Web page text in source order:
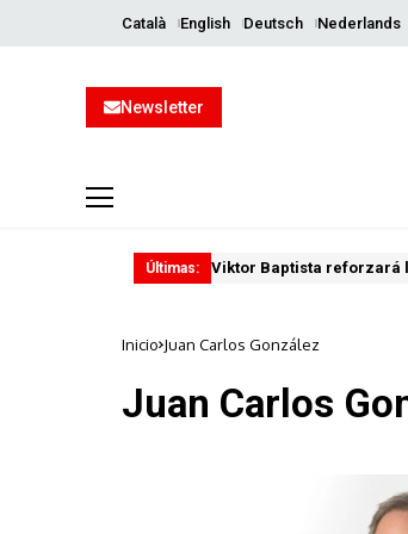
Català English Deutsch Nederlands
Newsletter
Últimas: Viktor Baptista reforzará
Inicio Juan Carlos González
Juan Carlos